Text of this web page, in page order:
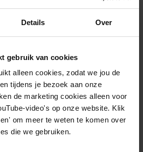
Details Over
gebruik van cookies
alleen cookies, zodat we jou de
tijdens je bezoek aan onze
de marketing cookies alleen voor
video's op onze website. Klik
om meer te weten te komen over
die we gebruiken.
te verkennen.
– Vleetweg 1, 1619 PP